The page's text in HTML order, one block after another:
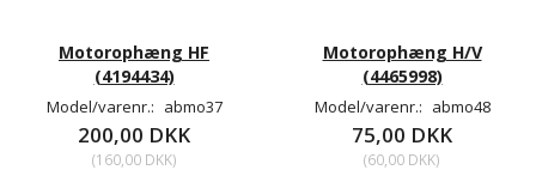
Motorophæng HF
(4194434)
Model/varenr.: abmo37
200,00 DKK
(160,00 DKK)
Motorophæng H/V
(4465998)
Model/varenr.: abmo48
75,00 DKK
(60,00 DKK)